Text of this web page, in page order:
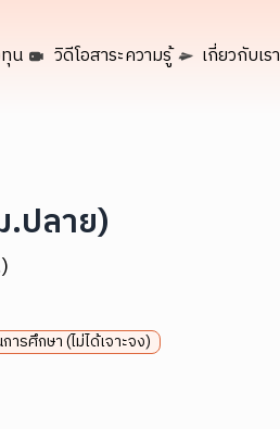
น วิดีโอสาระความรู้ เกี่ยวกับเรา
ปลาย)
ารศึกษา (ไม่ได้เจาะจง)